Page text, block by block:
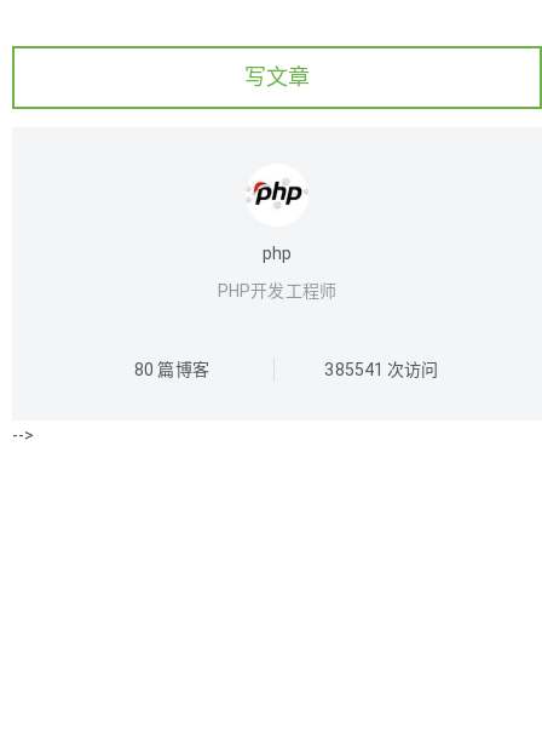
写文章
php
PHP开发工程师
80 篇博客 385541 次访问
-->